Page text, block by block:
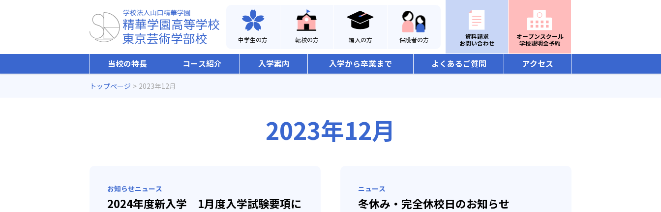
中学生の方 転校の方 編入の方 保護者の方
資料請求
お問い合わせ
オープンスクール
学校説明会予約
当校の特長 コース紹介 入学案内 入学から卒業まで よくあるご質問 アクセス
トップページ 2023年12月
2023年12月
お知らせニュース
2024年度新入学 1月度入学試験要項に
ニュース
冬休み・完全休校日のお知らせ